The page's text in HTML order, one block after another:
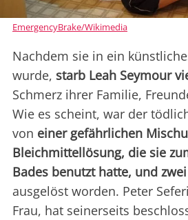
EmergencyBrake/Wikimedia
Nachdem sie in ein
wurde, starb Leah Seymour
Schmerz ihrer Familie,
Wie es scheint, war der
von einer gefährlichen
Bleichmittellösung, die sie
Bades benutzt hatte, und
ausgelöst worden. Peter
Frau, hat seinerseits